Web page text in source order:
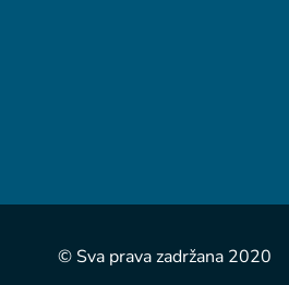
© Sva prava zadržana 2020